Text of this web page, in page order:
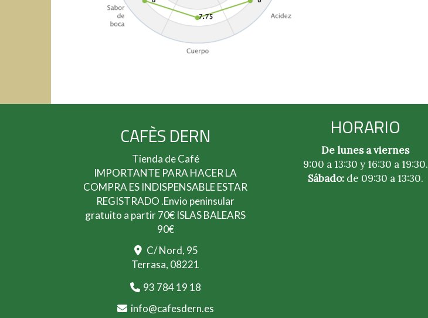
CAFÈS DERN
Tienda de Café
IMPORTANTE PARA HACER LA
COMPRA ES INDISPENSABLE ESTAR
REGISTRADO .Envio peninsular
gratuito a partir 70€ ISLAS BALEARS
90€
C/ Nord, 95
Terrasa, 08221
93 784 19 18
info
cafesdern.es
HORARIO
De lunes a viernes
9:00 a 13:30 y 16:30 a 19:30.
Sábado:de 09:30 a 13:30.